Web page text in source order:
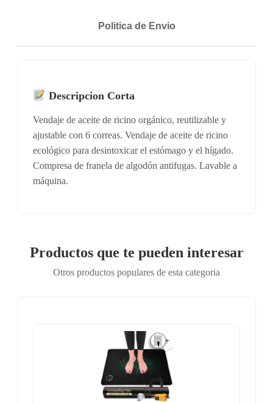
Politica de Envio
Descripcion Corta
Vendaje de aceite de ricino orgánico, reutilizable y
ajustable con 6 correas. Vendaje de aceite de ricino
ecológico para desintoxicar el estómago y el hígado.
Compresa de franela de algodón antifugas. Lavable a
máquina.
Productos que te pueden interesar
Otros productos populares de esta categoria